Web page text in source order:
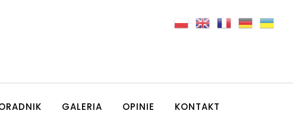
GALERIA OPINIE KONTAKT